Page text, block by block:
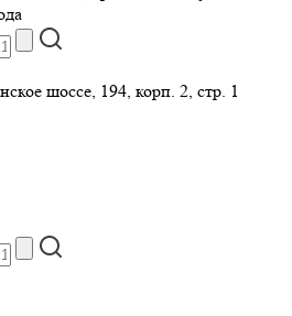
шоссе, 194, корп. 2, стр. 1